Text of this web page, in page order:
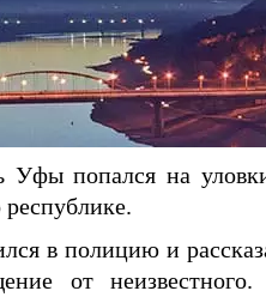
Уфы попался на
в полицию и
от